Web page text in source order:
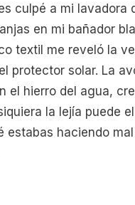
culpé a mi lavadora
en mi bañador
textil me reveló la
protector solar. La
el hierro del agua,
la lejía puede
estabas haciendo